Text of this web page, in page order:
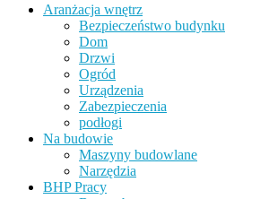
Aranżacja wnętrz
Bezpieczeństwo budynku
Dom
Drzwi
Ogród
Urządzenia
Zabezpieczenia
podłogi
Na budowie
Maszyny budowlane
Narzędzia
BHP Pracy